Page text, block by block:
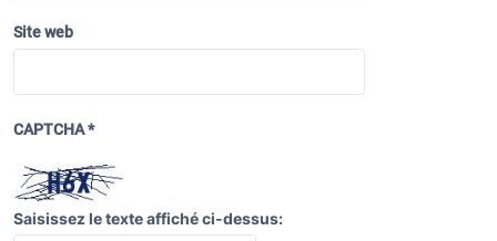
Site web
CAPTCHA*
Saisissez le texte affiché ci-dessus: